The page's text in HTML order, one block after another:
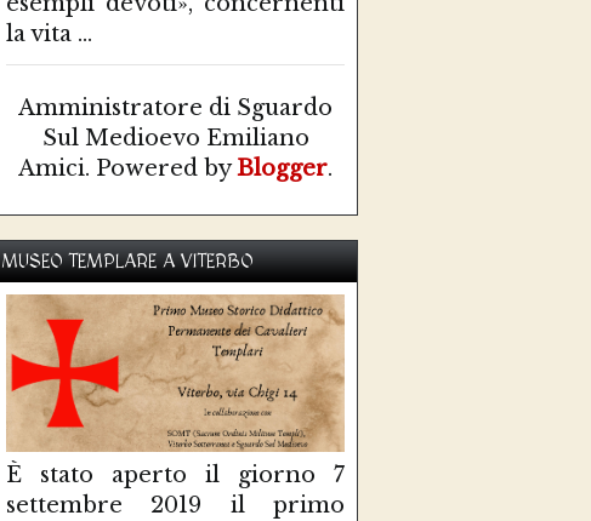
la vita ...
Amministratore di Sguardo
Sul Medioevo Emiliano
Amici. Powered byBlogger.
MUSEO TEMPLARE A VITERBO
È stato aperto il giorno 7
settembre 2019 il primo